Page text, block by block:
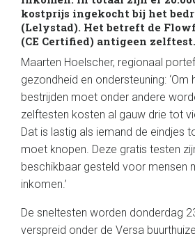
kostprijs ingekocht bij het
(Lelystad). Het betreft de
(CE Certified) antigeen zelftest.
Maarten Hoelscher, regionaal
gezondheid en ondersteuning: ‘Om
bestrijden moet onder andere
zelftesten kosten al gauw drie tot
Dat is lastig als iemand de eindjes
moet knopen. Deze gratis testen
beschikbaar gesteld voor mensen
inkomen.’
De sneltesten worden donderdag
verspreid onder de Versa